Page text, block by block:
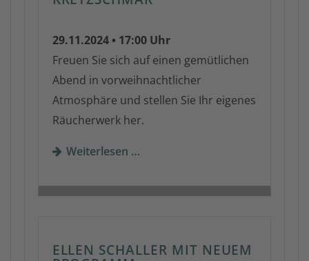
29.11.2024 • 17:00 Uhr
Freuen Sie sich auf einen gemütlichen
Abend in vorweihnachtlicher
Atmosphäre und stellen Sie Ihr eigenes
Räucherwerk her.
Weiterlesen …
ELLEN SCHALLER MIT NEUEM